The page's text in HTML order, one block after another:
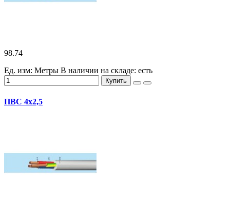
98.74
Ед. изм: Метры В наличии на складе: есть
Купить
ПВС 4х2,5